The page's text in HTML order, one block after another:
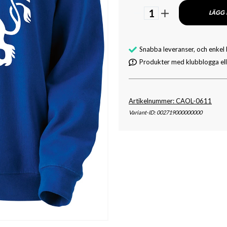
1 LÄGG
Snabba leveranser, och
Produkter med klubblogga
Artikelnummer: CAOL-0611
Variant-ID: 002719000000000